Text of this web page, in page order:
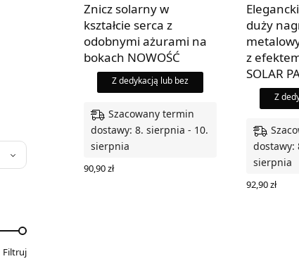
Filtruj
Znicz solarny w
kształcie serca z
odobnymi ażurami na
bokach NOWOŚĆ
Z dedykacją lub bez
Szacowany termin
dostawy: 8. sierpnia - 10.
sierpnia
90,90zł
duży
z
SOLAR
Z
dostawy:
sierpnia
92,90zł